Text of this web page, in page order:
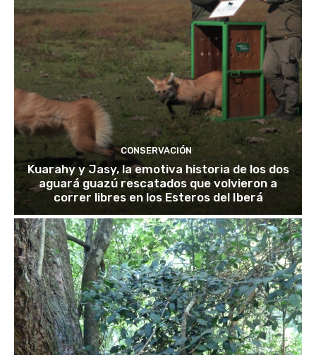
CONSERVACIÓN
Kuarahy y Jasy, la emotiva historia de los dos
aguará guazú rescatados que volvieron a
correr libres en los Esteros del Iberá